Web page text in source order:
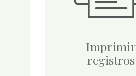
Imprimir
registros